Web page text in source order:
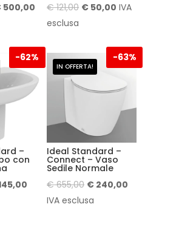
500,00Il
prezzo
è:
€ 500,00.
€121,00 Il
era:
€ 121,00.
€ 50,00 Il
è:
€ 50,00.
IVA
esclusa
-62%
–
con
Il
prezzo
IN OFFERTA!
-63%
Ideal Standard –
Connect – Vaso
Sedile Normale
€655,00 Il
prezzo
€ 240,00
IVA esclusa